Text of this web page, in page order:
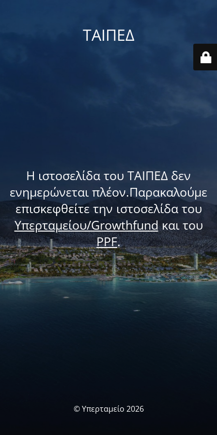
ΤΑΙΠΕΔ
Η ιστοσελίδα του ΤΑΙΠΕΔ δεν
ενημερώνεται πλέον.Παρακαλούμε
επισκεφθείτε την ιστοσελίδα του
Υπερταμείου/Growthfundκαι του
PPF.
© Υπερταμείο 2026